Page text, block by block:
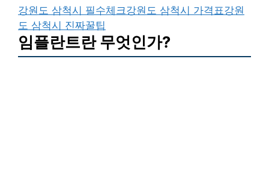
강원도 삼척시 필수체크강원도 삼척시 가격표강원
도 삼척시 진짜꿀팁
임플란트란 무엇인가?